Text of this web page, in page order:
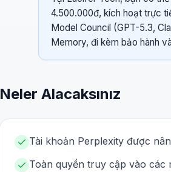
4.500.000đ, kích hoạt trực
Model Council (GPT-5.3,
Memory, đi kèm bảo hành
Neler Alacaksınız
Tài khoản Perplexity được
Toàn quyền truy cập vào các